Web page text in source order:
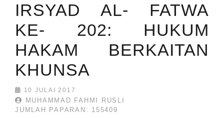
IRSYAD AL- FATWA
KE- 202: HUKUM
HAKAM BERKAITAN
KHUNSA
10 JULAI 2017
MUHAMMAD FAHMI RUSLI
JUMLAH PAPARAN: 155409